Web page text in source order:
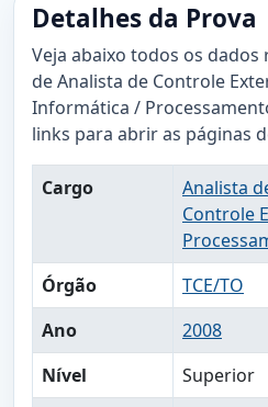
Detalhes da Prova
Veja abaixo todos os
de Analista de Controle
Informática /
links para abrir as páginas
Cargo
Analista
Controle
Órgão
TCE/TO
Ano
2008
Nível
Superior